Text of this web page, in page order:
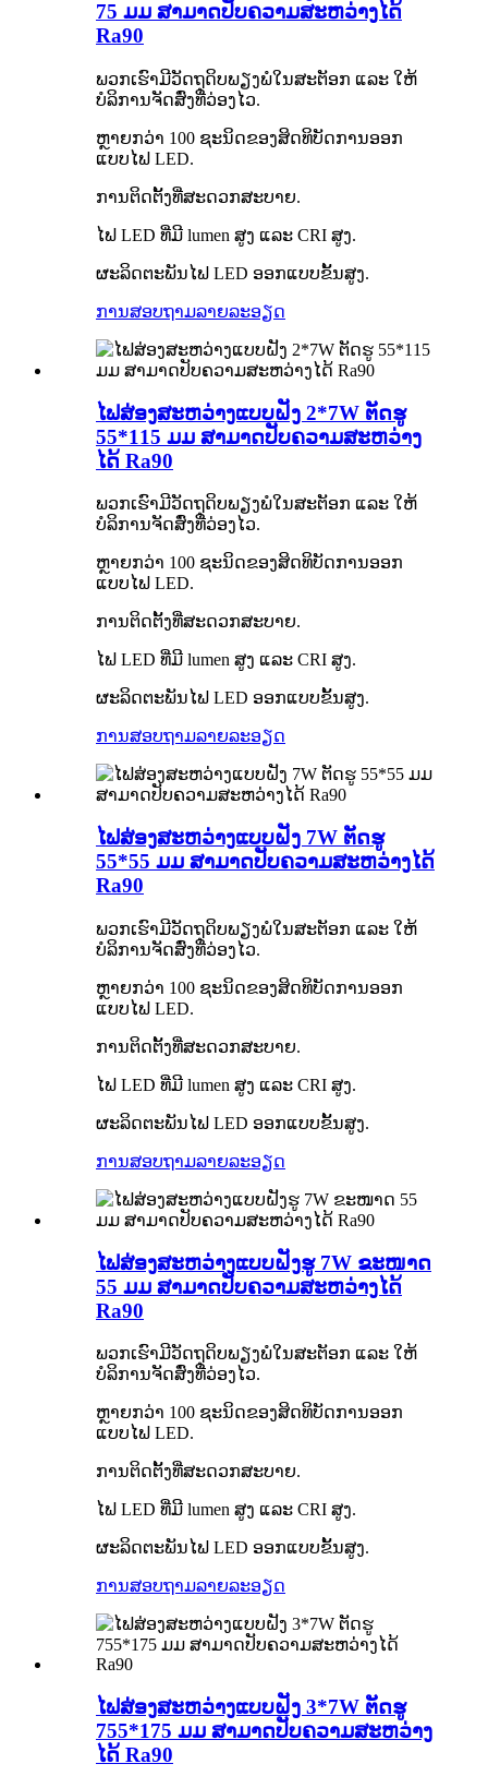
75 ມມ ສາມາດປັບຄວາມສະຫວ່າງໄດ້
Ra90
ພວກເຮົາມີວັດຖຸດິບພຽງພໍໃນສະຕັອກ ແລະ ໃຫ້
ບໍລິການຈັດສົ່ງທີ່ວ່ອງໄວ.
ຫຼາຍກວ່າ 100 ຊະນິດຂອງສິດທິບັດການອອກ
ແບບໄຟ LED.
ການຕິດຕັ້ງທີ່ສະດວກສະບາຍ.
ໄຟ LED ທີ່ມີ lumen ສູງ ແລະ CRI ສູງ.
ຜະລິດຕະພັນໄຟ LED ອອກແບບຂັ້ນສູງ.
ການສອບຖາມລາຍລະອຽດ
ໄຟສ່ອງສະຫວ່າງແບບຝັງ 2*7W ຕັດຮູ
55*115 ມມ ສາມາດປັບຄວາມສະຫວ່າງ
ໄດ້ Ra90
ພວກເຮົາມີວັດຖຸດິບພຽງພໍໃນສະຕັອກ ແລະ ໃຫ້
ບໍລິການຈັດສົ່ງທີ່ວ່ອງໄວ.
ຫຼາຍກວ່າ 100 ຊະນິດຂອງສິດທິບັດການອອກ
ແບບໄຟ LED.
ການຕິດຕັ້ງທີ່ສະດວກສະບາຍ.
ໄຟ LED ທີ່ມີ lumen ສູງ ແລະ CRI ສູງ.
ຜະລິດຕະພັນໄຟ LED ອອກແບບຂັ້ນສູງ.
ການສອບຖາມລາຍລະອຽດ
ໄຟສ່ອງສະຫວ່າງແບບຝັງ 7W ຕັດຮູ
55*55 ມມ ສາມາດປັບຄວາມສະຫວ່າງໄດ້
Ra90
ພວກເຮົາມີວັດຖຸດິບພຽງພໍໃນສະຕັອກ ແລະ ໃຫ້
ບໍລິການຈັດສົ່ງທີ່ວ່ອງໄວ.
ຫຼາຍກວ່າ 100 ຊະນິດຂອງສິດທິບັດການອອກ
ແບບໄຟ LED.
ການຕິດຕັ້ງທີ່ສະດວກສະບາຍ.
ໄຟ LED ທີ່ມີ lumen ສູງ ແລະ CRI ສູງ.
ຜະລິດຕະພັນໄຟ LED ອອກແບບຂັ້ນສູງ.
ການສອບຖາມລາຍລະອຽດ
ໄຟສ່ອງສະຫວ່າງແບບຝັງຮູ 7W ຂະໜາດ
55 ມມ ສາມາດປັບຄວາມສະຫວ່າງໄດ້
Ra90
ພວກເຮົາມີວັດຖຸດິບພຽງພໍໃນສະຕັອກ ແລະ ໃຫ້
ບໍລິການຈັດສົ່ງທີ່ວ່ອງໄວ.
ຫຼາຍກວ່າ 100 ຊະນິດຂອງສິດທິບັດການອອກ
ແບບໄຟ LED.
ການຕິດຕັ້ງທີ່ສະດວກສະບາຍ.
ໄຟ LED ທີ່ມີ lumen ສູງ ແລະ CRI ສູງ.
ຜະລິດຕະພັນໄຟ LED ອອກແບບຂັ້ນສູງ.
ການສອບຖາມລາຍລະອຽດ
ໄຟສ່ອງສະຫວ່າງແບບຝັງ 3*7W ຕັດຮູ
755*175 ມມ ສາມາດປັບຄວາມສະຫວ່າງ
ໄດ້ Ra90